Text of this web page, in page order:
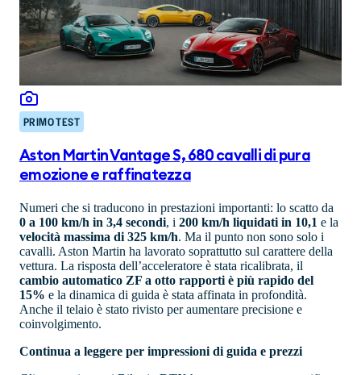
PRIMO TEST
Aston Martin Vantage S, 680 cavalli di pura
emozione e raffinatezza
Numeri che si traducono in prestazioni importanti: lo scatto da
0 a 100 km/h in 3,4 secondi, i 200 km/h liquidati in 10,1 e la
velocità massima di 325 km/h. Ma il punto non sono solo i
cavalli. Aston Martin ha lavorato soprattutto sul carattere della
vettura. La risposta dell’acceleratore è stata ricalibrata, il
cambio automatico ZF a otto rapporti è più rapido del
15% e la dinamica di guida è stata affinata in profondità.
Anche il telaio è stato rivisto per aumentare precisione e
coinvolgimento.
Continua a leggere per impressioni di guida e prezzi